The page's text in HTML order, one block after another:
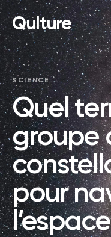
Qulture
SCIENCE
Quel
groupe
pour